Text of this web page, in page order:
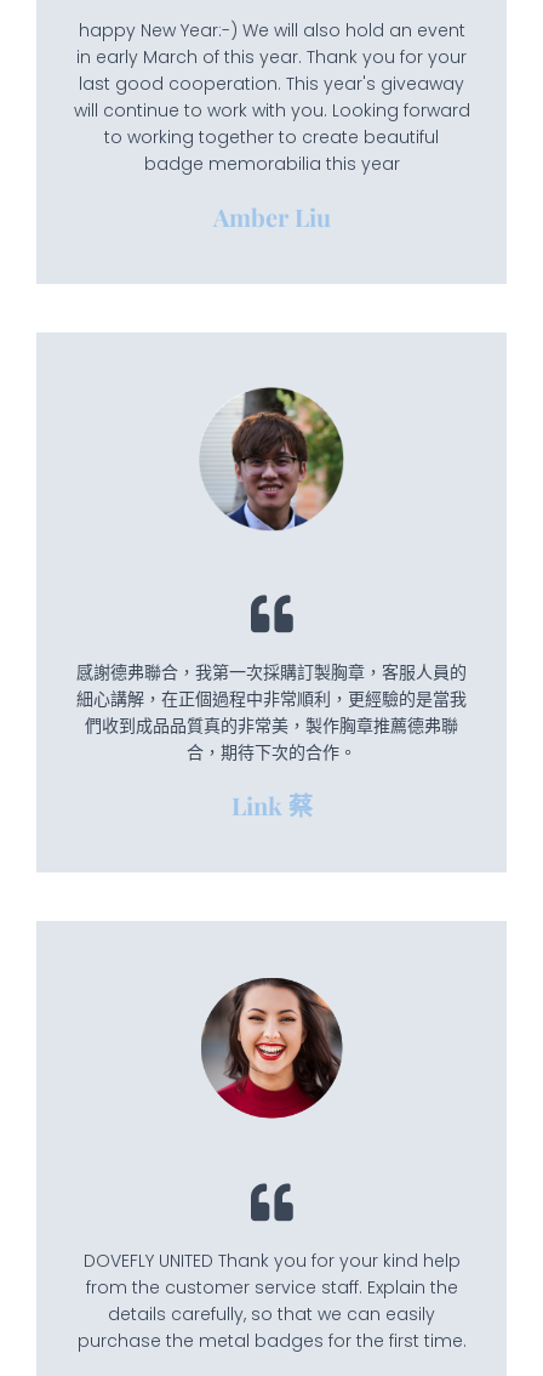
happy New Year:-) We will also hold an event
in early March of this year. Thank you for your
last good cooperation. This year's giveaway
will continue to work with you. Looking forward
to working together to create beautiful
badge memorabilia this year
Amber Liu
感謝德弗聯合，我第一次採購訂製胸章，客服人員的
細心講解，在正個過程中非常順利，更經驗的是當我
們收到成品品質真的非常美，製作胸章推薦德弗聯
合，期待下次的合作。
Link 蔡
DOVEFLY UNITED Thank you for your kind help
from the customer service staff. Explain the
details carefully, so that we can easily
purchase the metal badges for the first time.